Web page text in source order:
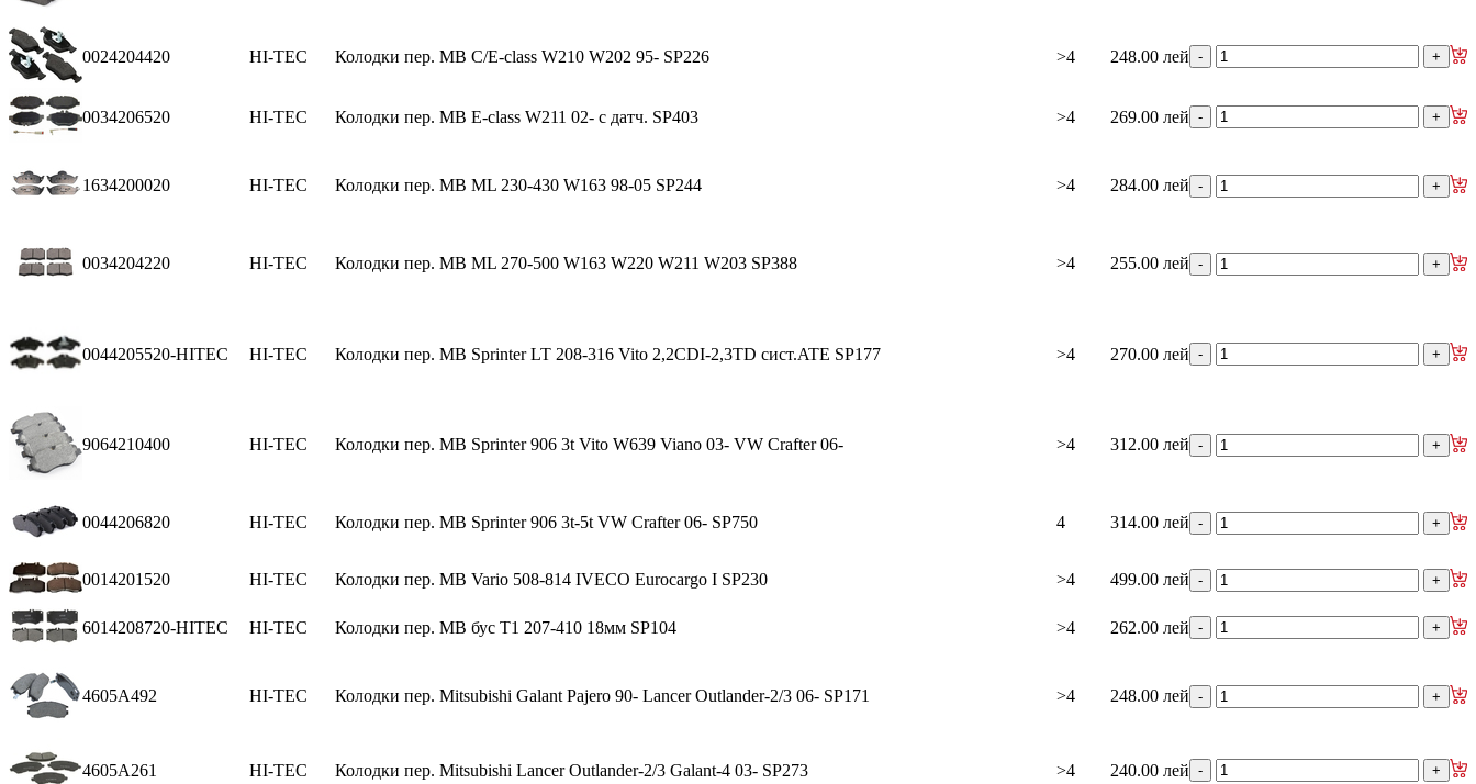
0024204420 HI-TEC Колодки пер. MB C/E-class W210 W202 95- SP226 >4 248.00 лей
0034206520 HI-TEC Колодки пер. MB E-class W211 02- с датч. SP403 >4 269.00 лей
1634200020 HI-TEC Колодки пер. MB ML 230-430 W163 98-05 SP244 >4 284.00 лей
0034204220 HI-TEC Колодки пер. MB ML 270-500 W163 W220 W211 W203 SP388 >4 255.00 лей
0044205520-HITEC HI-TEC Колодки пер. MB Sprinter LT 208-316 Vito 2,2CDI-2,3TD сист.ATE SP177 >4 270.00 лей
9064210400 HI-TEC Колодки пер. MB Sprinter 906 3t Vito W639 Viano 03- VW Crafter 06- >4 312.00 лей
0044206820 HI-TEC Колодки пер. MB Sprinter 906 3t-5t VW Crafter 06- SP750 4 314.00 лей
0014201520 HI-TEC Колодки пер. MB Vario 508-814 IVECO Eurocargo I SP230 >4 499.00 лей
6014208720-HITEC HI-TEC Колодки пер. MB бус T1 207-410 18мм SP104 >4 262.00 лей
4605A492 HI-TEC Колодки пер. Mitsubishi Galant Pajero 90- Lancer Outlander-2/3 06- SP171 >4 248.00 лей
4605A261 HI-TEC Колодки пер. Mitsubishi Lancer Outlander-2/3 Galant-4 03- SP273 >4 240.00 лей